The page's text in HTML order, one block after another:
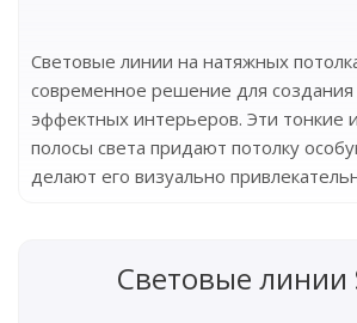
Световые линии на натяжных
современное решение для
эффектных интерьеров. Эти тонкие
полосы света придают потолку
делают его визуально
Световые линии